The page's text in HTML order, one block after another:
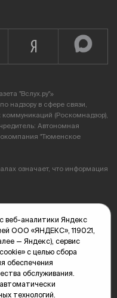
"Вслух.ру"»
надзору в сфере связи,
(Роскомнадзор),
Автономная
"Тюменское
означает, что информация
28А
веб-аналитики Яндекс
ООО «ЯНДЕКС», 119021,
— Яндекс), сервис
с целью сбора
обеспечения
обслуживания.
технологий.